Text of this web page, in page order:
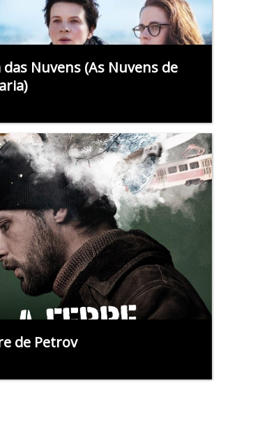
das Nuvens (As Nuvens de
de Petrov